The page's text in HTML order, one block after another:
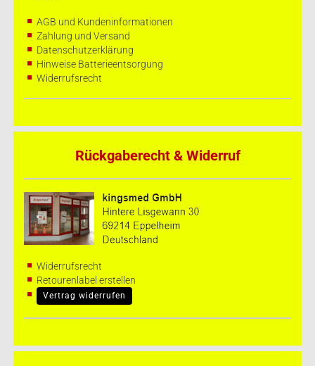
AGB und Kundeninformationen
Zahlung und Versand
Datenschutzerklärung
Hinweise Batterieentsorgung
Widerrufsrecht
Rückgaberecht & Widerruf
Widerrufsrecht
Retourenlabel erstellen
Vertrag widerrufen